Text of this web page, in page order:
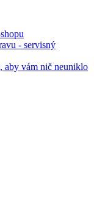
- servisný
aby vám nič neuniklo